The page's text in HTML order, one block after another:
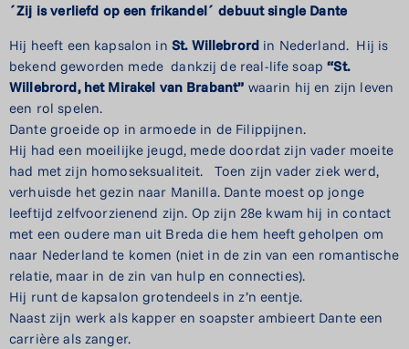
´Zij is verliefd op een frikandel´ debuut single Dante
Hij heeft een kapsalon in St. Willebrord in Nederland. Hij is
bekend geworden mede dankzij de real-life soap“St.
Willebrord, het Mirakel van Brabant” waarin hij en zijn leven
een rol spelen.
Dante groeide op in armoede in de Filippijnen.
Hij had een moeilijke jeugd, mede doordat zijn vader moeite
had met zijn homoseksualiteit. Toen zijn vader ziek werd,
verhuisde het gezin naar Manilla. Dante moest op jonge
leeftijd zelfvoorzienend zijn. Op zijn 28e kwam hij in contact
met een oudere man uit Breda die hem heeft geholpen om
naar Nederland te komen (niet in de zin van een romantische
relatie, maar in de zin van hulp en connecties).
Hij runt de kapsalon grotendeels in z’n eentje.
Naast zijn werk als kapper en soapster ambieert Dante een
carrière als zanger.